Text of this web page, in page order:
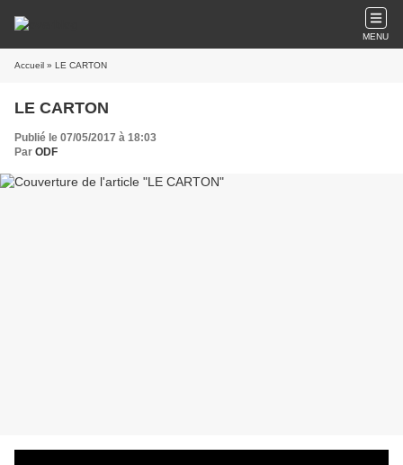
MENU
Accueil » LE CARTON
LE CARTON
Publié le 07/05/2017 à 18:03
Par ODF